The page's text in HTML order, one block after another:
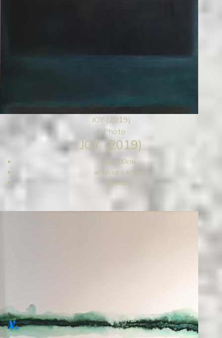
JOY (2019)
1 Photo
JOY (2019)
60 x 80cm
acryl op canvas
264euro